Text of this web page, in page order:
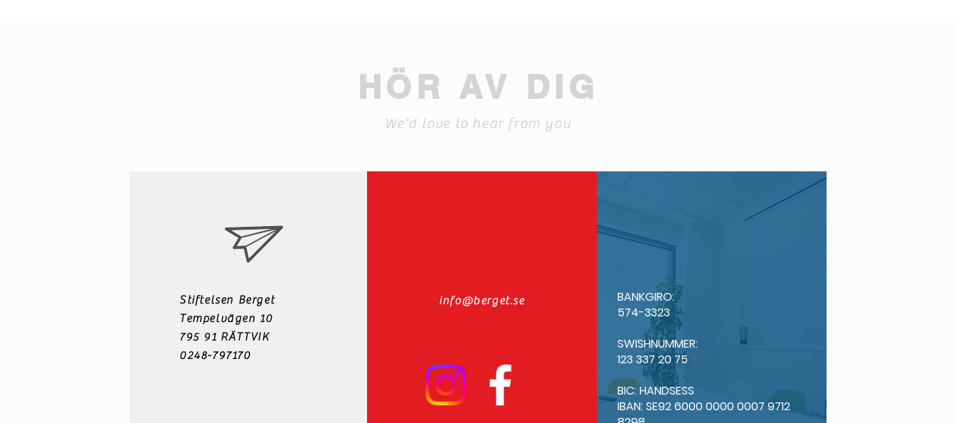
HÖR AV DIG
We'd love to hear from you
Stiftelsen Berget
Tempelvägen 10
795 91 RÄTTVIK
0248-797170
info@berget.se
BANKGIRO:
574-3323
SWISHNUMMER:
123 337 20 75
BIC: HANDSESS
IBAN: SE92 6000 0000 0007 9712